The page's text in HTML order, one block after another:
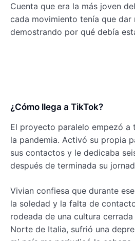
Cuenta que era la más joven
cada movimiento tenía que dar
demostrando por qué debía
¿Cómo llega a TikTok?
El proyecto paralelo empezó a
la pandemia. Activó su propia
sus contactos y le dedicaba
después de terminada su
Vivian confiesa que durante
la soledad y la falta de
rodeada de una cultura
Norte de Italia, sufrió una